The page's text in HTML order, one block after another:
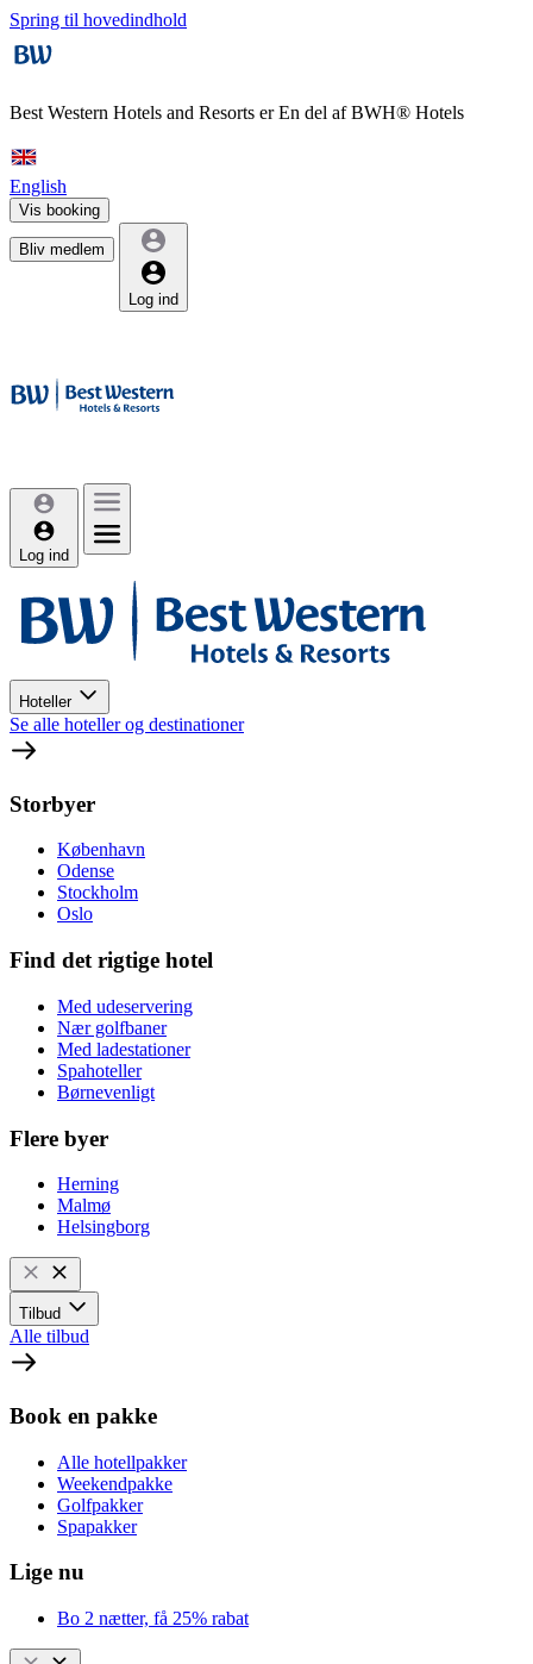
Spring til hovedindhold
Best Western Hotels and Resorts erEn del af BWH® Hotels
English
Vis booking
Bliv medlem
Log ind
Log ind
Hoteller
Se alle hoteller og destinationer
Storbyer
København
Odense
Stockholm
Oslo
Find det rigtige hotel
Med udeservering
Nær golfbaner
Med ladestationer
Spahoteller
Børnevenligt
Flere byer
Herning
Malmø
Helsingborg
Tilbud
Alle tilbud
Book en pakke
Alle hotellpakker
Weekendpakke
Golfpakker
Spapakker
Lige nu
Bo 2 nætter, få 25% rabat